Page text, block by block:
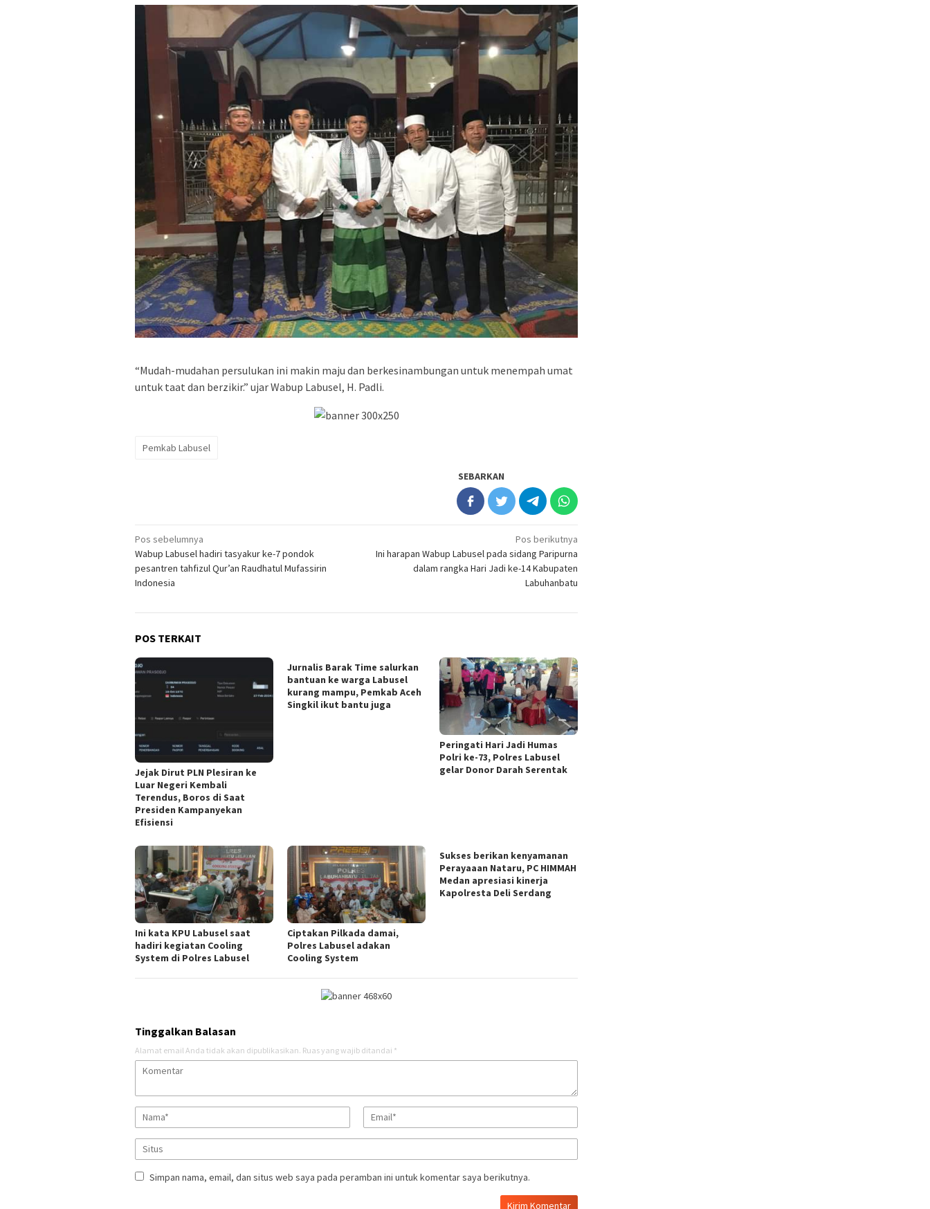
“Mudah-mudahan persulukan ini makin maju dan berkesinambungan untuk menempah umat
untuk taat dan berzikir.” ujar Wabup Labusel, H. Padli.
Pemkab Labusel
SEBARKAN
Navigasi
pos
Pos sebelumnya
Wabup Labusel hadiri tasyakur ke-7 pondok
pesantren tahfizul Qur’an Raudhatul Mufassirin
Indonesia
Pos berikutnya
Ini harapan Wabup Labusel pada sidang Paripurna
dalam rangka Hari Jadi ke-14 Kabupaten
Labuhanbatu
POS TERKAIT
Jejak Dirut PLN Plesiran ke
Luar Negeri Kembali
Terendus, Boros di Saat
Presiden Kampanyekan
Efisiensi
Jurnalis Barak Time salurkan
bantuan ke warga Labusel
kurang mampu, Pemkab Aceh
Singkil ikut bantu juga
Peringati Hari Jadi Humas
Polri ke-73, Polres Labusel
gelar Donor Darah Serentak
Ini kata KPU Labusel saat
hadiri kegiatan Cooling
System di Polres Labusel
Ciptakan Pilkada damai,
Polres Labusel adakan
Cooling System
Sukses berikan kenyamanan
Perayaaan Nataru, PC HIMMAH
Medan apresiasi kinerja
Kapolresta Deli Serdang
Tinggalkan Balasan
Alamat email Anda tidak akan dipublikasikan. Ruas yang wajib ditandai *
Simpan nama, email, dan situs web saya pada peramban ini untuk komentar saya berikutnya.